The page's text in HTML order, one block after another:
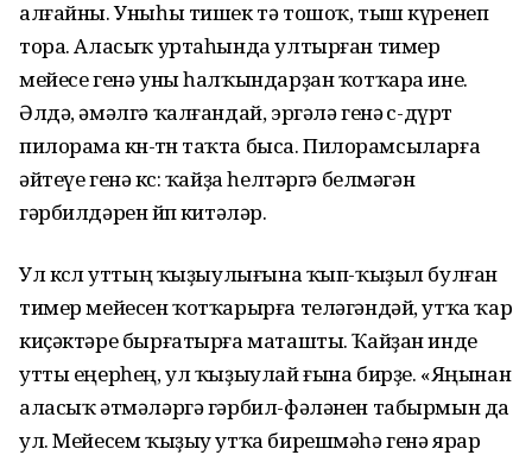
алғайны. Уныһы тишек тә тошоҡ, тыш күренеп
тора. Аласыҡ уртаһында ултырған тимер
мейесе генә уны һалҡындарҙан ҡотҡара ине.
Әлдә, әмәлгә ҡалғандай, эргәлә генә өс-дүрт
пилорама көнө-төнө таҡта быса. Пилорамсыларға
әйтеүе генә көс: ҡайҙа һелтәргә белмәгән
гәрбилдәрен өйөп китәләр.
Ул көслө уттың ҡыҙыулығына ҡып-ҡыҙыл булған
тимер мейесен ҡотҡарырға теләгәндәй, утҡа ҡар
киҫәктәре бырғатырға маташты. Ҡайҙан инде
утты еңерһең, ул ҡыҙыулай ғына бирҙе. «Яңынан
аласыҡ әтмәләргә гәрбил-фәләнен табырмын да
ул. Мейесем ҡыҙыу утҡа бирешмәһә генә ярар